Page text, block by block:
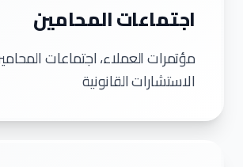
اجتماعات المحامين
مؤتمرات العملاء، اجتماعات
الاستشارات القانونية